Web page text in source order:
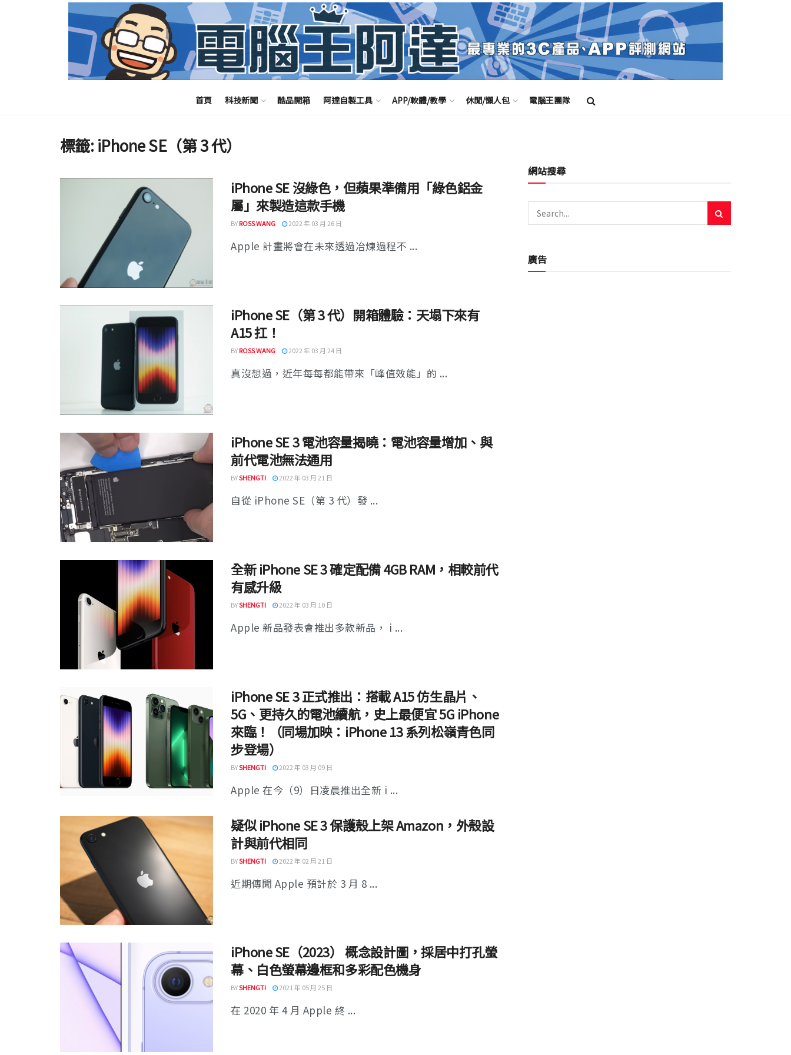
首頁 科技新聞 酷品開箱 阿達自製工具 APP/軟體/教學 休閒/懶人包 電腦王團隊
標籤: iPhone SE（第 3 代）
iPhone SE 沒綠色，但蘋果準備用「綠色鋁金
屬」來製造這款手機
BYROSS WANG 2022 年 03 月 26 日
Apple 計畫將會在未來透過冶煉過程不 ...
iPhone SE（第 3 代）開箱體驗：天塌下來有
A15 扛！
BYROSS WANG 2022 年 03 月 24 日
真沒想過，近年每每都能帶來「峰值效能」的 ...
iPhone SE 3 電池容量揭曉：電池容量增加、與
前代電池無法通用
BYSHENGTI 2022 年 03 月 21 日
自從 iPhone SE（第 3 代）發 ...
全新 iPhone SE 3 確定配備 4GB RAM，相較前代
有感升級
BYSHENGTI 2022 年 03 月 10 日
Apple 新品發表會推出多款新品， i ...
iPhone SE 3 正式推出：搭載 A15 仿生晶片、
5G、更持久的電池續航，史上最便宜 5G iPhone
來臨！（同場加映：iPhone 13 系列松嶺青色同
步登場）
BYSHENGTI 2022 年 03 月 09 日
Apple 在今（9）日凌晨推出全新 i ...
疑似 iPhone SE 3 保護殼上架 Amazon，外殼設
計與前代相同
BYSHENGTI 2022 年 02 月 21 日
近期傳聞 Apple 預計於 3 月 8 ...
iPhone SE（2023） 概念設計圖，採居中打孔螢
幕、白色螢幕邊框和多彩配色機身
BYSHENGTI 2021 年 05 月 25 日
在 2020 年 4 月 Apple 終 ...
網站搜尋
廣告